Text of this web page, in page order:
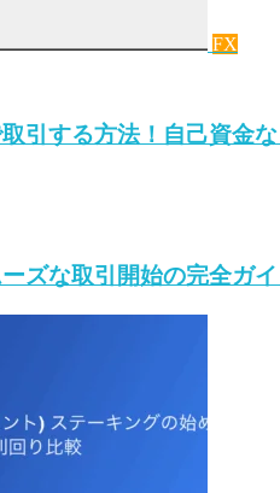
FX
引する方法！自己資金
ズな取引開始の完全ガ